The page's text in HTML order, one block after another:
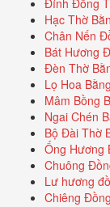
Đỉnh Đồng
Hạc Thờ
Chân Nến
Bát Hương
Đèn Thờ
Lọ Hoa
Mâm Bồng
Ngai Chén
Bộ Đài Thờ
Ống Hương
Chuông
Lư hương
Chiêng Đồng